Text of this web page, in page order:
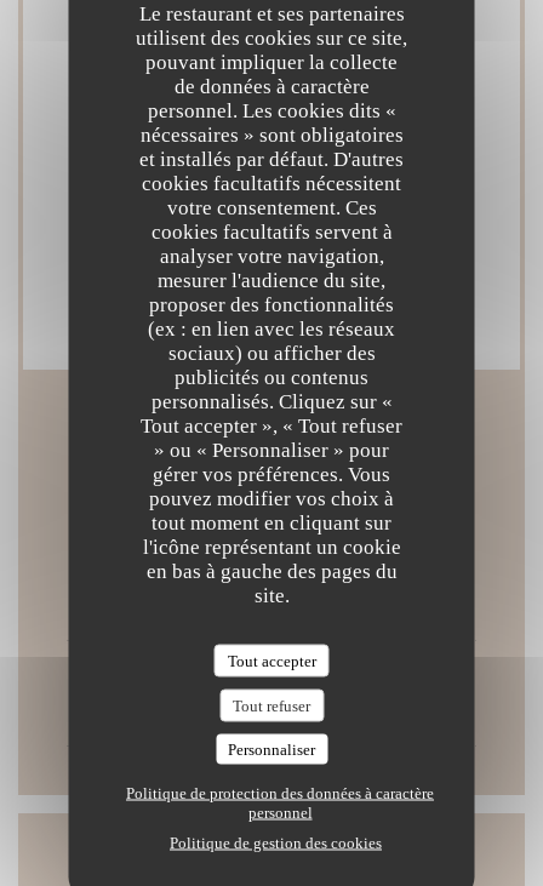
Le restaurant et ses partenaires
utilisent des cookies sur ce site,
pouvant impliquer la collecte
de données à caractère
personnel. Les cookies dits «
nécessaires » sont obligatoires
et installés par défaut. D'autres
cookies facultatifs nécessitent
votre consentement. Ces
cookies facultatifs servent à
analyser votre navigation,
mesurer l'audience du site,
proposer des fonctionnalités
(ex : en lien avec les réseaux
sociaux) ou afficher des
publicités ou contenus
personnalisés. Cliquez sur «
Tout accepter », « Tout refuser
» ou « Personnaliser » pour
gérer vos préférences. Vous
pouvez modifier vos choix à
tout moment en cliquant sur
l'icône représentant un cookie
en bas à gauche des pages du
site.
Tout accepter
Tout refuser
Personnaliser
Politique de protection des données à caractère
personnel
Politique de gestion des cookies
Restaurant Semi-Gastronomique
Services
Accès aux personnes à mobilité réduite,
Climatisation, Privatisation
Moyens de paiement
Espèces, Paiement Sans Contact, American
Express, Carte Bleue
Horaires
Lun-Ven
12h00 - 14h30
• 19h00 - 22h00
Sam-Dim
Fermé